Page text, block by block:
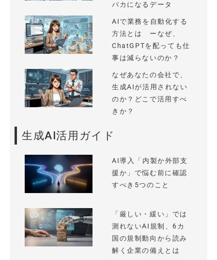
バカになるデータ
AIで業務を自動化する
方法とは ーなぜ、
ChatGPTを配っても仕
事は減らないのか？
なぜあなたの会社で、
生成AIが活用されない
のか？どこで活用すべ
きか？
生成AI活用ガイド
AI導入「内製か外部支
援か」で悩む前に確認
すべき5つのこと
「厳しい・緩い」では
測れないAI規制、6カ
国の規制動向から読み
解く企業の備えとは